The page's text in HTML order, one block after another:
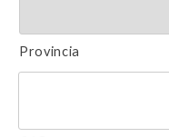
Provincia